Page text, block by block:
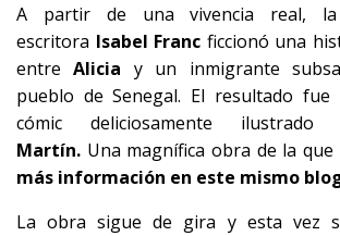
A partir de una vivencia real, la
escritora Isabel Franc ficcionó una
entreAlicia y un inmigrante
pueblo de Senegal. El resultado fue
cómic deliciosamente
Martín. Una magnífica obra de la
más información en este mismo
La obra sigue de gira y esta vez